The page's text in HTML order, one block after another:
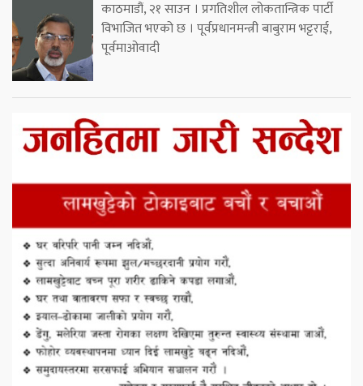
काठमाडौं, २१ साउन । प्रगतिशील लोकतान्त्रिक पार्टी
विभाजित भएको छ । पूर्वप्रधानमन्त्री बाबुराम भट्टराई,
पूर्वमाओवादी